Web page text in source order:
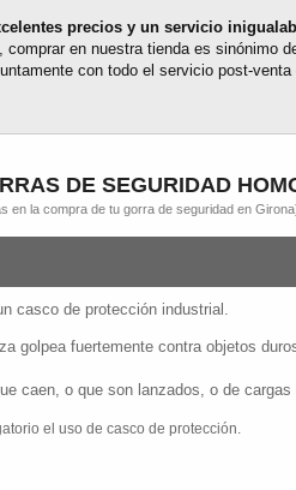
precios y un servicio
en nuestra tienda es sinónimo
con todo el servicio post-venta
DE SEGURIDAD
en la compra de tu gorra de seguridad en
casco de protección industrial.
golpea fuertemente contra objetos
caen, o que son lanzados, o de cargas
el uso de casco de protección.